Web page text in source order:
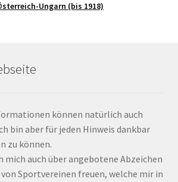
Ungarn (bis 1918)
können natürlich auch
bin aber für jeden Hinweis dankbar
zu können.
mich auch über angebotene Abzeichen
Sportvereinen freuen, welche mir in